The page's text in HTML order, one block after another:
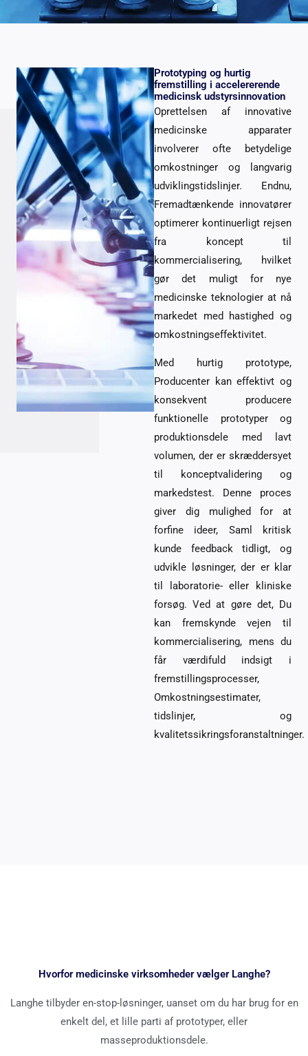
Prototyping og hurtig
fremstilling i accelererende
medicinsk udstyrsinnovation
Oprettelsen af ​​innovative
medicinske apparater
involverer ofte betydelige
omkostninger og langvarig
udviklingstidslinjer. Endnu,
Fremadtænkende innovatører
optimerer kontinuerligt rejsen
fra koncept til
kommercialisering, hvilket
gør det muligt for nye
medicinske teknologier at nå
markedet med hastighed og
omkostningseffektivitet.
Med hurtig prototype,
Producenter kan effektivt og
konsekvent producere
funktionelle prototyper og
produktionsdele med lavt
volumen, der er skræddersyet
til konceptvalidering og
markedstest. Denne proces
giver dig mulighed for at
forfine ideer, Saml kritisk
kunde feedback tidligt, og
udvikle løsninger, der er klar
til laboratorie- eller kliniske
forsøg. Ved at gøre det, Du
kan fremskynde vejen til
kommercialisering, mens du
får værdifuld indsigt i
fremstillingsprocesser,
Omkostningsestimater,
tidslinjer, og
kvalitetssikringsforanstaltninger.
Hvorfor medicinske virksomheder vælger Langhe?
Langhe tilbyder en-stop-løsninger, uanset om du har brug for en
enkelt del, et lille parti af prototyper, eller
masseproduktionsdele.